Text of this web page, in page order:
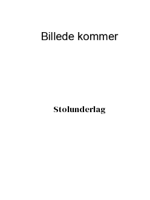
Stolunderlag